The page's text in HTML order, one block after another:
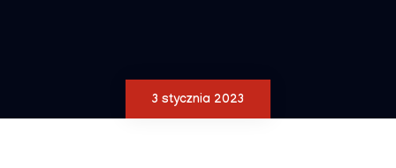
3 stycznia 2023